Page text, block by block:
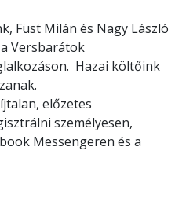
Füst Milán és Nagy László
Versbarátok
Hazai költőink
előzetes
személyesen,
Messengeren és a